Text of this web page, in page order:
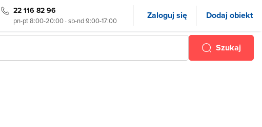
22 116 82 96
pn-pt 8:00-20:00 · sb-nd 9:00-17:00 Zaloguj się Dodaj obiekt
Szukaj